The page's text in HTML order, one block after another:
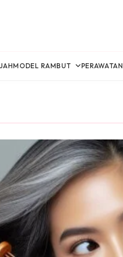
MODEL RAMBUT PERAWATAN